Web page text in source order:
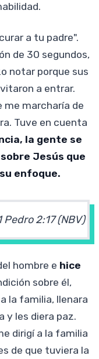
a tu padre".
de 30 segundos,
notar porque sus
a entrar.
me marcharía de
Tuve en cuenta
la gente se
Jesús que
enfoque.
2:17 (NBV)
hombre e hice
sobre él,
la familia, llenara
y les diera paz.
dirigí a la familia
de que tuviera la